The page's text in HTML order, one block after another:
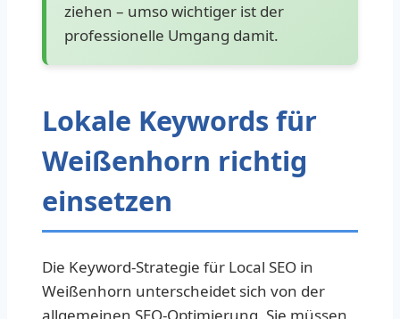
ziehen – umso wichtiger ist der
professionelle Umgang damit.
Lokale Keywords für
Weißenhorn richtig
einsetzen
Die Keyword-Strategie für Local SEO in
Weißenhorn unterscheidet sich von der